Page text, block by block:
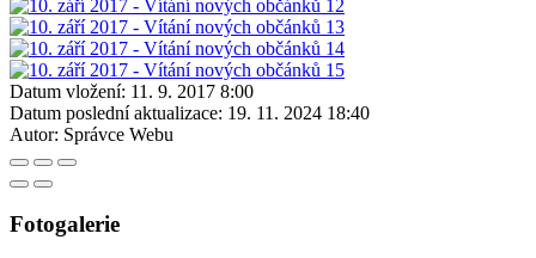
Datum vložení: 11. 9. 2017 8:00
Datum poslední aktualizace: 19. 11. 2024 18:40
Autor: Správce Webu
Fotogalerie